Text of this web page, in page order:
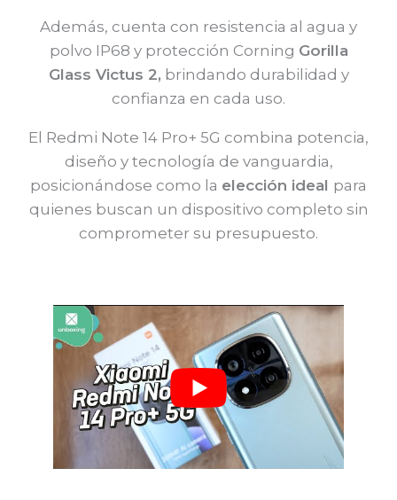
Además, cuenta con resistencia al agua y
polvo IP68 y protección Corning Gorilla
Glass Victus 2, brindando durabilidad y
confianza en cada uso.
El Redmi Note 14 Pro+ 5G combina potencia,
diseño y tecnología de vanguardia,
posicionándose como la elección ideal para
quienes buscan un dispositivo completo sin
comprometer su presupuesto.